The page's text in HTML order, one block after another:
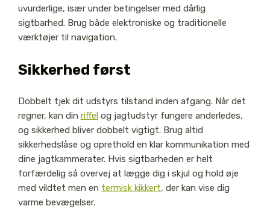
uvurderlige, især under betingelser med dårlig
sigtbarhed. Brug både elektroniske og traditionelle
værktøjer til navigation.
Sikkerhed først
Dobbelt tjek dit udstyrs tilstand inden afgang. Når det
regner, kan din riffelog jagtudstyr fungere anderledes,
og sikkerhed bliver dobbelt vigtigt. Brug altid
sikkerhedslåse og oprethold en klar kommunikation med
dine jagtkammerater. Hvis sigtbarheden er helt
forfærdelig så overvej at lægge dig i skjul og hold øje
med vildtet men en termisk kikkert, der kan vise dig
varme bevægelser.